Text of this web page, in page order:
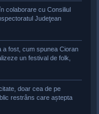
colaborare cu Consiliul
Judeţean
a fost, cum spunea Cioran
un festival de folk,
doar cea de pe
restrâns care aștepta